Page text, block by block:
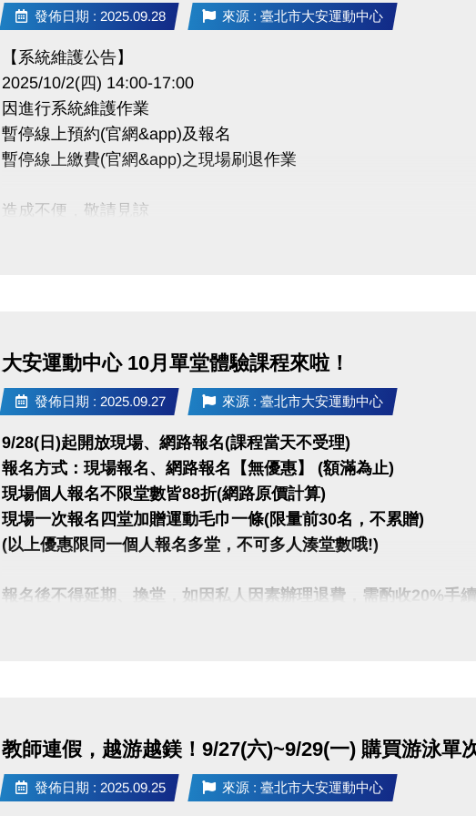
發佈日期 : 2025.09.28 來源 : 臺北市大安運動中心
【系統維護公告】
2025/10/2(四) 14:00-17:00
因進行系統維護作業
暫停線上預約(官網&app)及報名
暫停線上繳費(官網&app)之現場刷退作業
造成不便，敬請見諒
大安運動中心 10月單堂體驗課程來啦！
發佈日期 : 2025.09.27 來源 : 臺北市大安運動中心
9/28(日)起開放現場、網路報名(課程當天不受理)
報名方式：現場報名、網路報名【無優惠】 (額滿為止)
現場個人報名不限堂數皆88折(網路原價計算)
現場一次報名四堂加贈運動毛巾一條(限量前30名，不累贈)
(以上優惠限同一個人報名多堂，不可多人湊堂數哦!)
報名後不得延期、換堂，如因私人因素辦理退費，需酌收20%手
長佳Sports+ APP傳送門↓
APPLE 傳送門點我(另開新視窗)
google play 傳送門點我(另開新視窗)
教師連假，越游越鎂！9/27(六)~9/29(一) 購買游泳單
發佈日期 : 2025.09.25 來源 : 臺北市大安運動中心